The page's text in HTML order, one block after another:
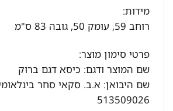
מידות:
רוחב 59, עומק 50, גובה 83 ס"מ
פרטי סימון מוצר:
שם המוצר ודגם: כיסא דגם ברוק
שם היבואן: א.ב. סקאי סחר
513509026